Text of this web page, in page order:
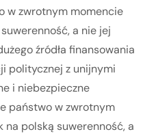
w zwrotnym momencie
a nie jej
źródła finansowania
politycznej z unijnymi
i niebezpieczne
państwo w zwrotnym
na polską suwerenność, a